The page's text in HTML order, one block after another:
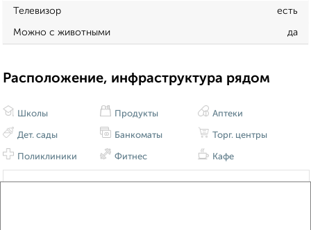
Телевизор есть
Можно с животными да
Расположение, инфраструктура рядом
Школы
Дет. сады
Поликлиники
Продукты
Банкоматы
Фитнес
Аптеки
Торг. центры
Кафе